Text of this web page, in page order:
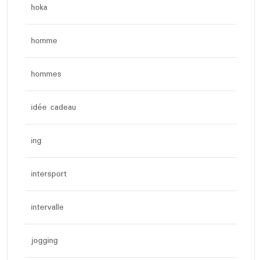
hoka
homme
hommes
idée cadeau
ing
intersport
intervalle
jogging